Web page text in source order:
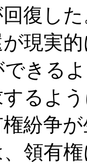
復し
現実
きる
るよ
紛争
領有